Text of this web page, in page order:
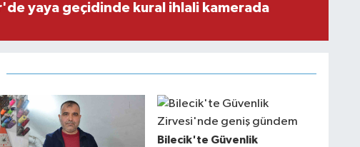
yaya geçidinde kural ihlali kamerada
Bilecik'te Güvenlik